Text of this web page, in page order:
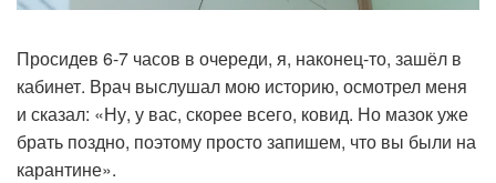
Просидев 6-7 часов в очереди, я, наконец-то, зашёл в
кабинет. Врач выслушал мою историю, осмотрел меня
и сказал: «Ну, у вас, скорее всего, ковид. Но мазок уже
брать поздно, поэтому просто запишем, что вы были на
карантине».